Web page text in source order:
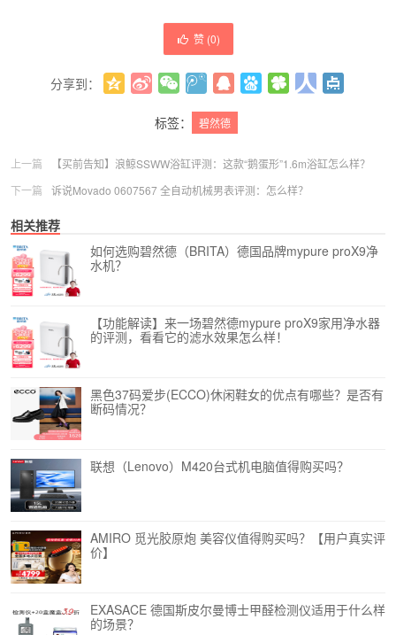
赞 (0)
分享到：
标签：
碧然德
上一篇
【买前告知】浪鲸SSWW浴缸评测：这款“鹅蛋形”1.6m浴缸怎么样？
下一篇
诉说Movado 0607567 全自动机械男表评测：怎么样？
相关推荐
如何选购碧然德（BRITA）德国品牌mypure proX9净
水机？
【功能解读】来一场碧然德mypure proX9家用净水器
的评测，看看它的滤水效果怎么样！
黑色37码爱步(ECCO)休闲鞋女的优点有哪些？是否有
断码情况？
联想（Lenovo）M420台式机电脑值得购买吗？
AMIRO 觅光胶原炮 美容仪值得购买吗？【用户真实评
价】
EXASACE 德国斯皮尔曼博士甲醛检测仪适用于什么样
的场景？